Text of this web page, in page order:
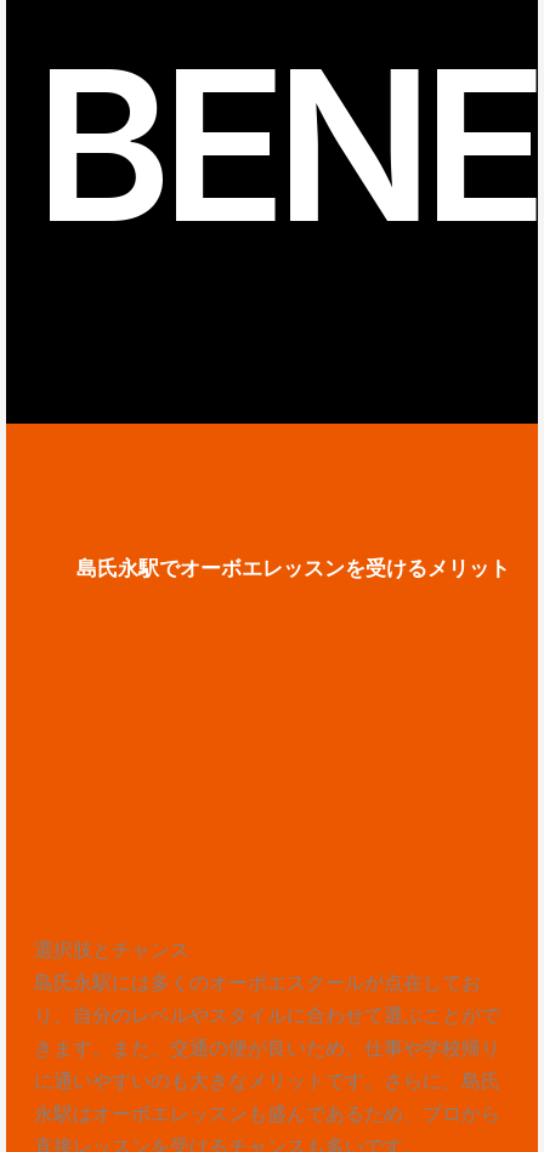
島氏永駅でオーボエレッスンを受けるメリット
選択肢とチャンス
島氏永駅には多くのオーボエスクールが点在してお
り、自分のレベルやスタイルに合わせて選ぶことがで
きます。また、交通の便が良いため、仕事や学校帰り
に通いやすいのも大きなメリットです。さらに、島氏
永駅はオーボエレッスンも盛んであるため、プロから
直接レッスンを受けるチャンスも多いです。